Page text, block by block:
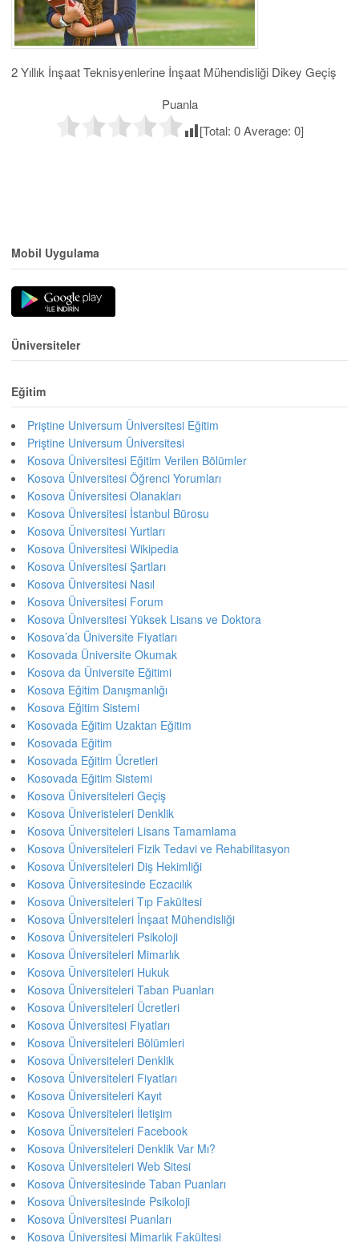
2 Yıllık İnşaat Teknisyenlerine İnşaat Mühendisliği Dikey Geçiş
Puanla
[Total: 0Average: 0]
Mobil Uygulama
Üniversiteler
Eğitim
Priştine Universum Üniversitesi Eğitim
Priştine Universum Üniversitesi
Kosova Üniversitesi Eğitim Verilen Bölümler
Kosova Üniversitesi Öğrenci Yorumları
Kosova Üniversitesi Olanakları
Kosova Üniversitesi İstanbul Bürosu
Kosova Üniversitesi Yurtları
Kosova Üniversitesi Wikipedia
Kosova Üniversitesi Şartları
Kosova Üniversitesi Nasıl
Kosova Üniversitesi Forum
Kosova Üniversitesi Yüksek Lisans ve Doktora
Kosova’da Üniversite Fiyatları
Kosovada Üniversite Okumak
Kosova da Üniversite Eğitimi
Kosova Eğitim Danışmanlığı
Kosova Eğitim Sistemi
Kosovada Eğitim Uzaktan Eğitim
Kosovada Eğitim
Kosovada Eğitim Ücretleri
Kosovada Eğitim Sistemi
Kosova Üniversiteleri Geçiş
Kosova Üniveristeleri Denklik
Kosova Üniversiteleri Lisans Tamamlama
Kosova Üniversiteleri Fizik Tedavi ve Rehabilitasyon
Kosova Üniversiteleri Diş Hekimliği
Kosova Üniversitesinde Eczacılık
Kosova Üniversiteleri Tıp Fakültesi
Kosova Üniversiteleri İnşaat Mühendisliği
Kosova Üniversiteleri Psikoloji
Kosova Üniversiteleri Mimarlık
Kosova Üniversiteleri Hukuk
Kosova Üniversiteleri Taban Puanları
Kosova Üniversiteleri Ücretleri
Kosova Üniversitesi Fiyatları
Kosova Üniversiteleri Bölümleri
Kosova Üniversiteleri Denklik
Kosova Üniversiteleri Fiyatları
Kosova Üniversiteleri Kayıt
Kosova Üniversiteleri İletişim
Kosova Üniversiteleri Facebook
Kosova Üniversiteleri Denklik Var Mı?
Kosova Üniversiteleri Web Sitesi
Kosova Üniversitesinde Taban Puanları
Kosova Üniversitesinde Psikoloji
Kosova Üniversitesi Puanları
Kosova Üniversitesi Mimarlık Fakültesi